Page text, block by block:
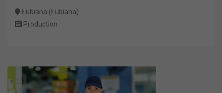
Łubiana (Łubiana)
Production